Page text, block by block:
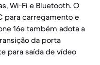
Wi-Fi e Bluetooth. O
para carregamento e
16e também adota a
da porta
para saída de vídeo